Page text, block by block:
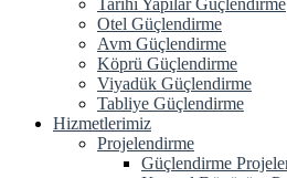
Tarihi Yapılar Güçlendirme
Otel Güçlendirme
Avm Güçlendirme
Köprü Güçlendirme
Viyadük Güçlendirme
Tabliye Güçlendirme
Hizmetlerimiz
Projelendirme
Güçlendirme